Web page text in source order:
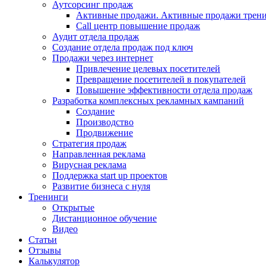
Аутсорсинг продаж
Активные продажи. Активные продажи
Call центр повышение продаж
Аудит отдела продаж
Создание отдела продаж под ключ
Продажи через интернет
Привлечение целевых посетителей
Превращение посетителей в покупателей
Повышение эффективности отдела продаж
Разработка комплексных рекламных кампаний
Создание
Производство
Продвижение
Стратегия продаж
Направленная реклама
Вирусная реклама
Поддержка start up проектов
Развитие бизнеса с нуля
Тренинги
Открытые
Дистанционное обучение
Видео
Статьи
Отзывы
Калькулятор